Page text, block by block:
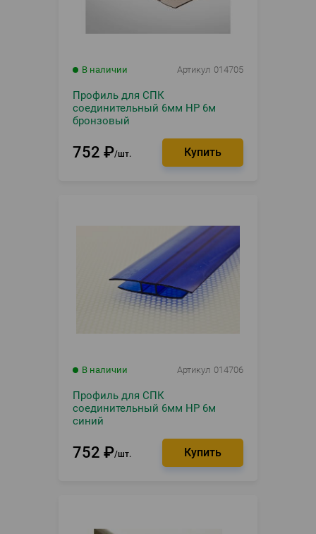
В наличии Артикул 014705
Профиль для СПК
соединительный 6мм НР 6м
бронзовый
752 ₽ шт.
В наличии Артикул 014706
Профиль для СПК
соединительный 6мм НР 6м
синий
752 ₽ шт.